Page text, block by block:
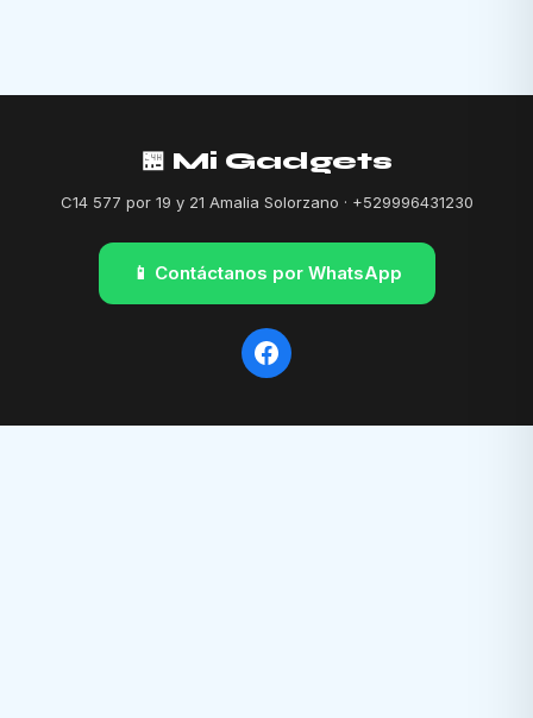
🏪 Mi Gadgets
C14 577 por 19 y 21 Amalia Solorzano · +529996431230
📱 Contáctanos por WhatsApp